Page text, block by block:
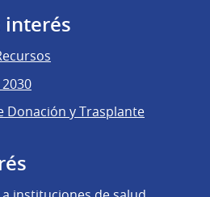
interés
Donación y Trasplante